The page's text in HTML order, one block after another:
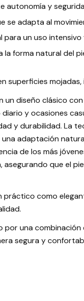
autonomía y
se adapta al
para un uso
la forma natural del
superficies
diseño clásico
y ocasiones
y durabilidad. La
adaptación
de los más
que el
práctico como
una
segura y